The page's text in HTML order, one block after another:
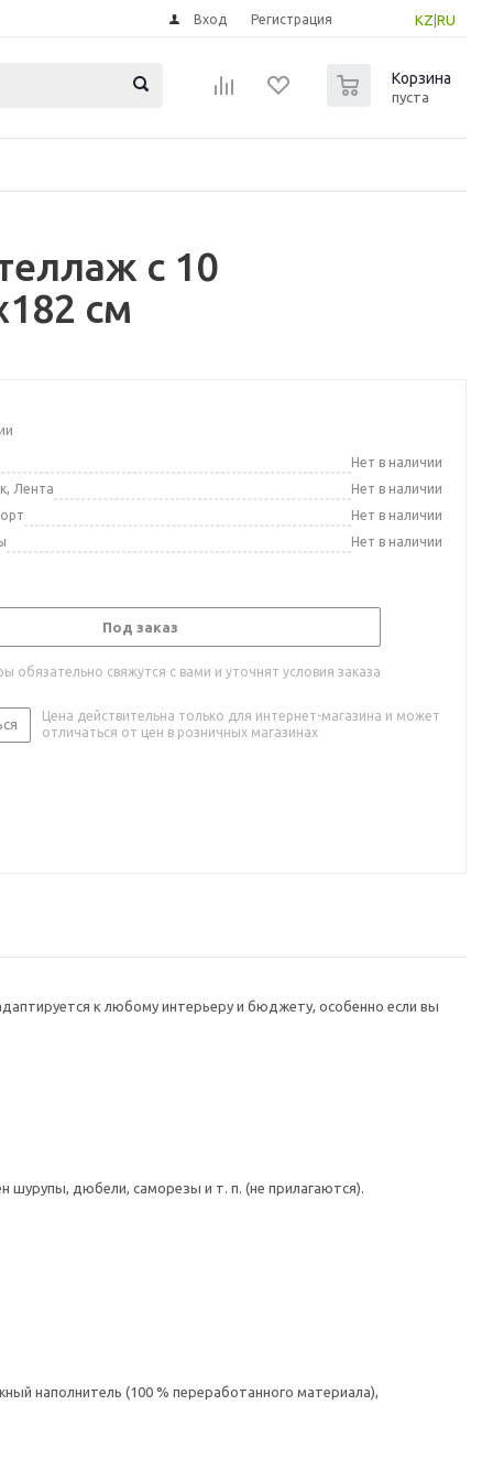
KZ RU
Вход Регистрация
Корзина
пуста
с 10
см
Нет в наличии
Лента
Нет в наличии
Нет в наличии
Нет в наличии
Под заказ
обязательно свяжутся с вами и уточнят условия заказа
Цена действительна только для интернет-магазина и может
отличаться от цен в розничных магазинах
к любому интерьеру и бюджету, особенно если вы
дюбели, саморезы и т. п. (не прилагаются).
наполнитель (100 % переработанного материала),